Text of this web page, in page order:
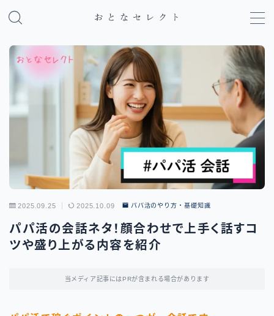
MENU
パパ活のやり方・基礎知識
パパ活アプリ比較
地域別パパ活ガイド
2025.09.25 2025.10.09 パパ活のやり方・基礎知識
パパ活の会話ネタ！顔合わせで上手く話すコ
ツや盛り上がる内容を紹介
当メディア記事にはPRが含まれる場合があります